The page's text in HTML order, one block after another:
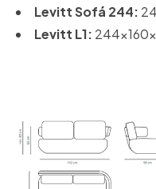
Levitt Sofá 244:
Levitt L1: